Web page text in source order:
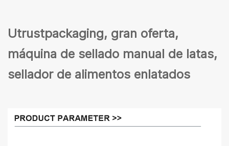
Utrustpackaging, gran oferta,
máquina de sellado manual de latas,
sellador de alimentos enlatados